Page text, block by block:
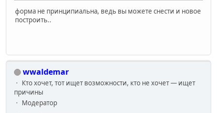
форма не принципиальна, ведь вы можете снести и новое
построить..
wwaldemar
Кто хочет, тот ищет возможности, кто не хочет — ищет
причины
Модератор